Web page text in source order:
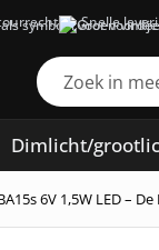
Snelle
Dimlicht/
6V 1,5W LED –